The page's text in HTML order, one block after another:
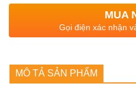
MUA
Gọi điện xác nhận
MÔ TẢ SẢN PHẨM